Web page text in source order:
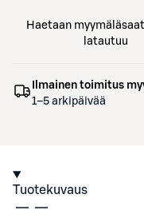
Haetaan
latautuu
Ilmainen toimitus
1–5 arkipäivää
Tuotekuvaus